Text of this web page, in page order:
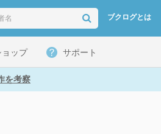
ブクログとは
ップ サポート
を考察